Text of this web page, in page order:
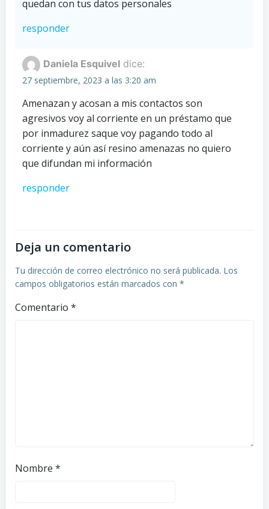
quedan con tus datos personales
responder
Daniela Esquivel dice:
27 septiembre, 2023 a las 3:20 am
Amenazan y acosan a mis contactos son
agresivos voy al corriente en un préstamo que
por inmadurez saque voy pagando todo al
corriente y aún así resino amenazas no quiero
que difundan mi información
responder
Deja un comentario
Tu dirección de correo electrónico no será publicada. Los
campos obligatorios están marcados con *
Comentario *
Nombre *